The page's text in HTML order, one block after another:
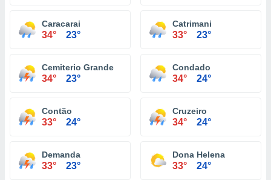
Caracarai
34° 23°
Catrimani
33° 23°
Cemiterio Grande
34° 23°
Condado
34° 24°
Contão
33° 24°
Cruzeiro
34° 24°
Demanda
33° 23°
Dona Helena
33° 24°